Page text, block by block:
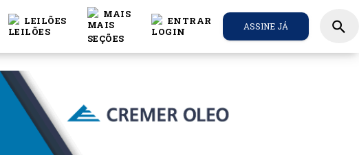
LEILÕES
MAIS
ENTRAR ASSINE JÁ search